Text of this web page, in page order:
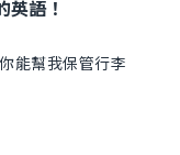
英語！
能幫我保管行李